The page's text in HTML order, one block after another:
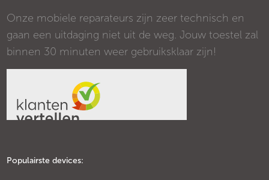
Onze mobiele reparateurs zijn zeer technisch en
gaan een uitdaging niet uit de weg. Jouw toestel zal
binnen 30 minuten weer gebruiksklaar zijn!
Populairste devices: